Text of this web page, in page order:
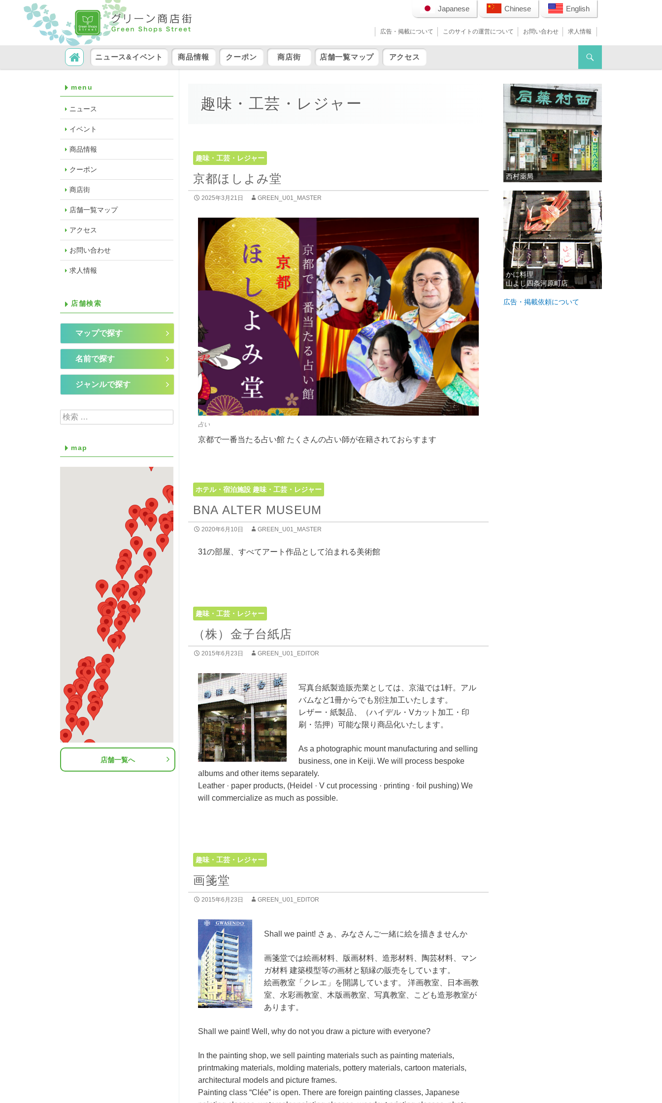
Japanese Chinese English
広告・掲載について このサイトの運営について お問い合わせ 求人情報
検索 コンテンツへ移動
ニュース&イベント 商品情報 クーポン 商店街 店舗一覧マップ アクセス
趣味・工芸・レジャー
趣味・工芸・レジャー
京都ほしよみ堂
2025年3月21日 GREEN_U01_MASTER
占い
京都で一番当たる占い館 たくさんの占い師が在籍されておらすます
ホテル・宿泊施設 趣味・工芸・レジャー
BNA ALTER MUSEUM
2020年6月10日 GREEN_U01_MASTER
31の部屋、すべてアート作品として泊まれる美術館
趣味・工芸・レジャー
（株）金子台紙店
2015年6月23日 GREEN_U01_EDITOR
写真台紙製造販売業としては、京滋では1軒。アル
バムなど1冊からでも別注加工いたします。
レザー・紙製品、（ハイデル・Vカット加工・印
刷・箔押）可能な限り商品化いたします。
As a photographic mount manufacturing and selling
business, one in Keiji. We will process bespoke
albums and other items separately.
Leather · paper products, (Heidel · V cut processing · printing · foil pushing) We
will commercialize as much as possible.
趣味・工芸・レジャー
画箋堂
2015年6月23日 GREEN_U01_EDITOR
Shall we paint! さぁ、みなさんご一緒に絵を描きませんか
画箋堂では絵画材料、版画材料、造形材料、陶芸材料、マン
ガ材料 建築模型等の画材と額縁の販売をしています。
絵画教室「クレエ」を開講しています。 洋画教室、日本画教
室、水彩画教室、木版画教室、写真教室、こども造形教室が
あります。
Shall we paint! Well, why do not you draw a picture with everyone?
In the painting shop, we sell painting materials such as painting materials,
printmaking materials, molding materials, pottery materials, cartoon materials,
architectural models and picture frames.
Painting class “Clée” is open. There are foreign painting classes, Japanese
西村薬局
かに料理
山よし四条河原町店
広告・掲載依頼について
menu
ニュース
イベント
商品情報
クーポン
商店街
店舗一覧マップ
アクセス
お問い合わせ
求人情報
店舗検索
マップで探す
名前で探す
ジャンルで探す
検索:
map
店舗一覧へ